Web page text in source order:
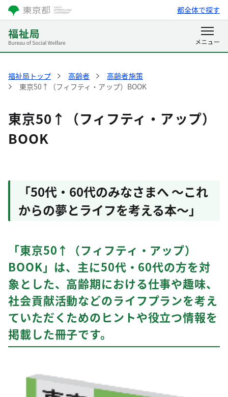
都全体で探す
福祉局トップ 高齢者
高齢者施策
東京50↑（フィフティ・アップ）BOOK
東京50↑（フィフティ・アップ）
BOOK
「50代・60代のみなさまへ ～これ
からの夢とライフを考える本～」
「東京50↑（フィフティ・アップ）
BOOK」は、主に50代・60代の方を対
象とした、高齢期における仕事や趣味、
社会貢献活動などのライフプランを考え
ていただくためのヒントや役立つ情報を
掲載した冊子です。